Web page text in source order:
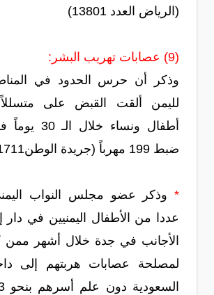
(الرياض العدد 13801)
(9) عصابات تهريب البشر:
وذكر أن حرس الحدود في
لليمن ألقت القبض على
أطفال ونساء
ضبط 199 مهرباً (جريدة الوطن1711)
* وذكر عضو مجلس النواب
عددا من الأطفال اليمنيين في دار
الأجانب في جدة خلال أشهر ممن
لمصلحة عصابات هربتهم إلى